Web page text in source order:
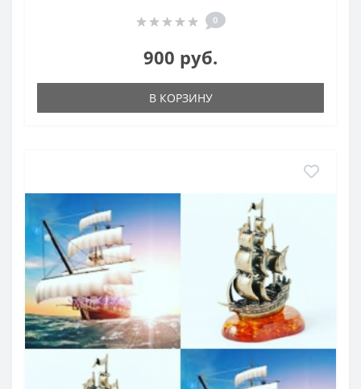
0
900 руб.
В КОРЗИНУ